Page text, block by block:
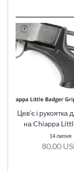
Цевʼє і рукоятка
на Chiappa
14 липня
80,00